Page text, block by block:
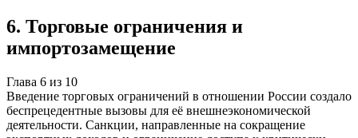
6. Торговые ограничения и
импортозамещение
Глава 6 из 10
Введение торговых ограничений в отношении России создало
беспрецедентные вызовы для её внешнеэкономической
деятельности. Санкции, направленные на сокращение